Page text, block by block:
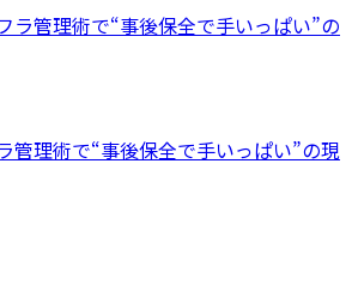
管理術で“事後保全で手いっぱい”の現